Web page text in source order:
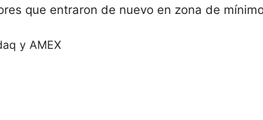
que entraron de nuevo en zona de
y AMEX